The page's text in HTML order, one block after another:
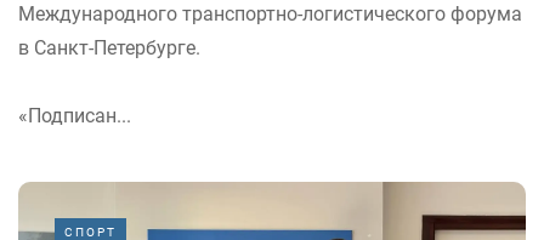
Международного транспортно-логистического форума
в Санкт-Петербурге.
«Подписан...
СПОРТ